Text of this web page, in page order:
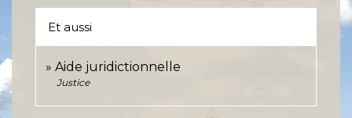
Et aussi
Aide juridictionnelle
Justice